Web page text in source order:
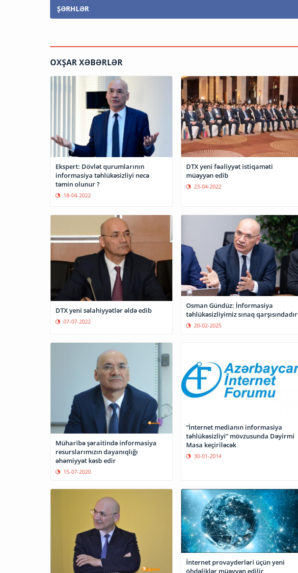
ŞƏRHLƏR
OXŞAR XƏBƏRLƏR
Ekspert: Dövlət qurumlarının
informasiya təhlükəsizliyi necə
təmin olunur ?
18-04-2022
DTX yeni fəaliyyət istiqaməti
müəyyən edib
23-04-2022
DTX yeni səlahiyyətlər əldə edib
07-07-2022
Osman Gündüz: İnformasiya
təhlükəsizliyimiz sınaq qarşısındadır
20-02-2025
Müharibə şəraitində informasiya
resurslarımızın dayanıqlığı
əhəmiyyət kəsb edir
15-07-2020
“İnternet medianın informasiya
təhlükəsizliyi” mövzusunda Dəyirmi
Masa keçiriləcək
30-01-2014
İnternet provayderləri üçün yeni
öhdəliklər müəyyən edilir